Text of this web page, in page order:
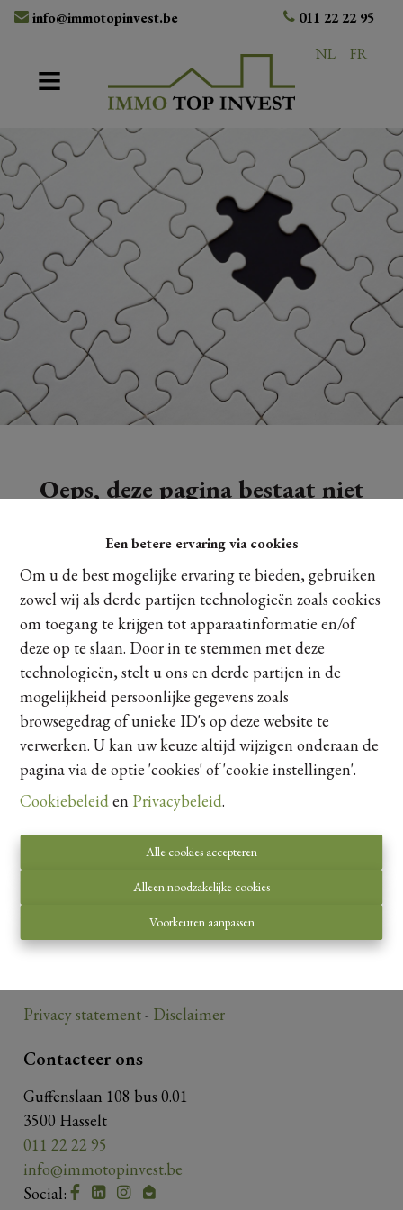
Een betere ervaring via cookies
Om u de best mogelijke ervaring te bieden, gebruiken
zowel wij als derde partijen technologieën zoals cookies
om toegang te krijgen tot apparaatinformatie en/of
deze op te slaan. Door in te stemmen met deze
technologieën, stelt u ons en derde partijen in de
mogelijkheid persoonlijke gegevens zoals
browsegedrag of unieke ID's op deze website te
verwerken. U kan uw keuze altijd wijzigen onderaan de
pagina via de optie 'cookies' of 'cookie instellingen'.
Cookiebeleiden Privacybeleid.
Alle cookies accepteren
Alleen noodzakelijke cookies
Voorkeuren aanpassen
info@immotopinvest.be
011 22 22 95
NL
FR
Oeps, deze pagina bestaat niet
Te koop Te huur
Toezichthoudende autoriteit:
Luxemburgstraat 16 B te 1000 Brussel.
Privacy statement- Disclaimer
Contacteer ons
Guffenslaan 108 bus 0.01
3500 Hasselt
011 22 22 95
info@immotopinvest.be
Social: